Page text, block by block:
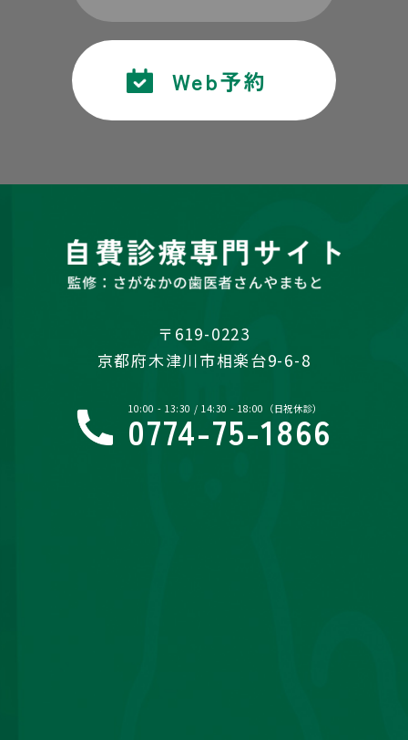
Web予約
〒619-0223
京都府木津川市相楽台9-6-8
10:00 - 13:30 / 14:30 - 18:00（日祝休診）
0774-75-1866